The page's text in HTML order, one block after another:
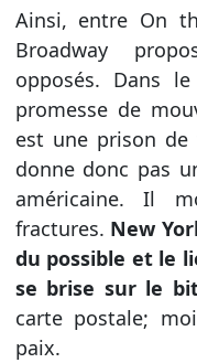
Ainsi, entre On
Broadway
opposés. Dans
promesse de
est une prison de
donne donc pas
américaine. Il
fractures. New
du possible et le
se brise sur le
carte postale;
paix.